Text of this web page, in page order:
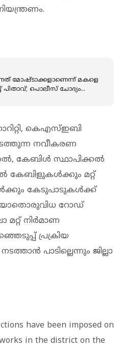
മോഷ്ടാക്കളാണെന്ന് മകളെ
പിതാവ്; പൊലീസ് ചോദ്യം
കെഎസ്ഇബി
നവീകരണ
കേബിൾ സ്ഥാപിക്കൽ
മറ്റ്
കേടുപാടുകൾക്ക്
യാതൊരുവിധ റോഡ്
നിർമാണ
പ്രക്രിയ
പാടില്ലെന്നും ജില്ലാ
have been imposed on
in the district on the